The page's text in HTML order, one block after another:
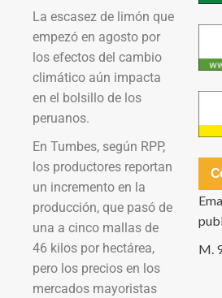
La escasez de limón que
empezó en agosto por
los efectos del cambio
climático aún impacta
en el bolsillo de los
peruanos.
En Tumbes, según RPP,
los productores reportan
un incremento en la
producción, que pasó de
una a cinco mallas de
46 kilos por hectárea,
pero los precios en los
mercados mayoristas
M.